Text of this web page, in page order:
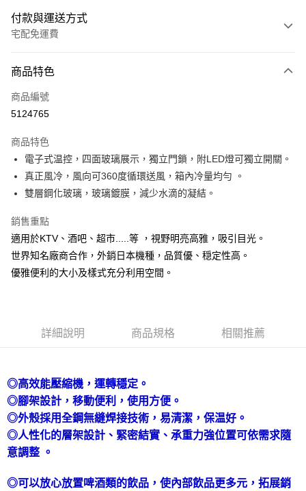
付款與運送方式
宅配免運費
信用卡一次付款
Apple Pay
悠遊付
AFTEE先享後付
相關說明
AFTEE先享後付是「在收到商品之後才付款」的支付方式。 讓您購物簡單
便利好安心！
１．簡單：不需註冊會員、不需綁卡、不需儲值。
２．便利：只要手機號碼，簡訊認證，即可結帳。
３．安心：先確認商品／服務後，再付款。
２．訂單成立數日內，您將收到繳費通知簡訊。
購買商品的店家。未經商家同意取消之訂單仍視為有效，需透過AFTEE先享
後付繳納相關費用。
※ 交易是否成功請以「AFTEE先享後付 」之結帳頁面顯示為準，若有關於
是否繳費成功／繳費後需取消欲退款等相關疑問，請聯繫「AFTEE先享後付
客戶支援中心」https://netprotections.freshdesk.com/support/home
【注意事項】
易，需依本服務之必要範圍內提供個人資料，並將交易相關給付款項請求債
運送方式
宅配(請注意配件不含在免運內)
免運費
商品特色
商品編號
5124765
商品特色
電子式温控，四面玻璃展示，獨立門鎖，附LED燈可獨立開關。
真正風冷，風向可360度循環送風，箱內冷量均勻 。
雙層鋼化玻璃，玻璃鍍膜，減少水滴的凝結。
銷售重點
適用於KTV、酒吧、超市.....等 ，視野明亮高雅，吸引目光。
世界知名廠商合作，外銷日本機種，品質優、穏定性高。
優雅便利的大小及樣式充分利用空間。
詳細說明 商品規格 相關推薦
◎高效能壓縮機，運轉穩定。
◎腳架設計，移動便利，使用方便。
◎外殼採用全鋼無縫焊接技術，易清潔，保温好。
◎人性化的層架設計、緊密結實、承重力強位置可依需求隨
意調整 。
◎可以放心放置啤酒類的飲品，使內部飲品更多元，拓展銷